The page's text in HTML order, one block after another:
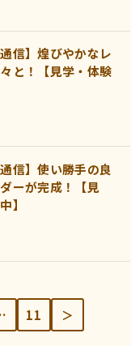
通信】煌びやかなレ
と！【見学・体験
通信】使い勝手の良
ーが完成！【見
】
11 ＞